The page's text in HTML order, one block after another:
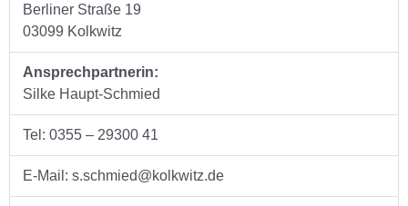
Berliner Straße 19
03099 Kolkwitz
Ansprechpartnerin:
Silke Haupt-Schmied
Tel: 0355 – 29300 41
E-Mail: s.schmied@kolkwitz.de